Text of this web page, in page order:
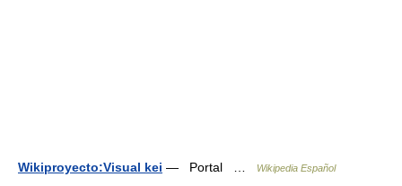
Wikiproyecto:Visual kei — Portal … Wikipedia Español